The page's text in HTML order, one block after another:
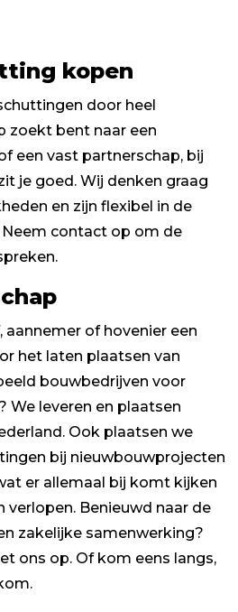
kopen
door heel
zoekt bent naar een
een vast partnerschap, bij
je goed. Wij denken graag
en zijn flexibel in de
contact op om de
of hovenier een
het laten plaatsen van
bouwbedrijven voor
We leveren en plaatsen
Ook plaatsen we
bij nieuwbouwprojecten
er allemaal bij komt kijken
Benieuwd naar de
zakelijke samenwerking?
ons op. Of kom eens langs,